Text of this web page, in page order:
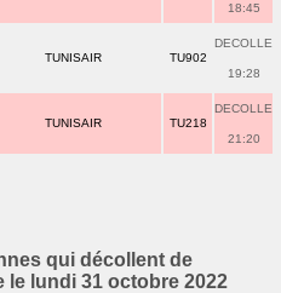
18:45
TUNISAIR TU902
DECOLLE
19:28
TUNISAIR TU218
DECOLLE
21:20
qui décollent de
le lundi 31 octobre 2022